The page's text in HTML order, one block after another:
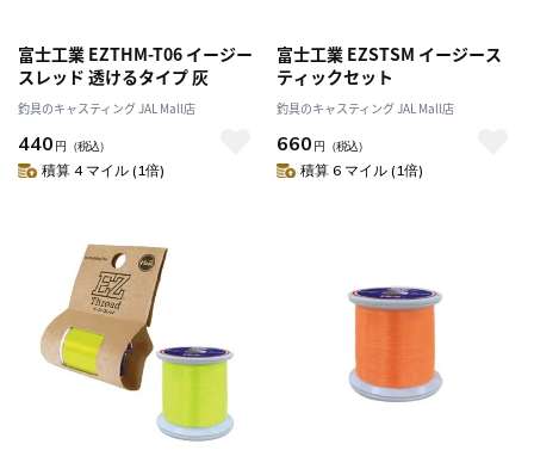
富士工業 EZTHM-T06 イージー
スレッド 透けるタイプ 灰
釣具のキャスティング JAL Mall店
440 円 （税込）
積算 4 マイル (1倍)
富士工業 EZSTSM イージース
ティックセット
釣具のキャスティング JAL Mall店
660 円 （税込）
積算 6 マイル (1倍)